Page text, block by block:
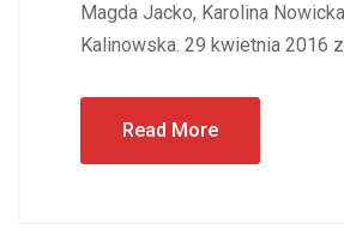
Magda Jacko, Karolina
Kalinowska. 29 kwietnia 2016
Read More